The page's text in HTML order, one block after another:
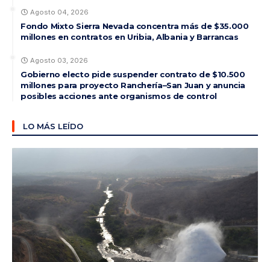
Agosto 04, 2026
Fondo Mixto Sierra Nevada concentra más de $35.000
millones en contratos en Uribia, Albania y Barrancas
Agosto 03, 2026
Gobierno electo pide suspender contrato de $10.500
millones para proyecto Ranchería–San Juan y anuncia
posibles acciones ante organismos de control
LO MÁS LEÍDO